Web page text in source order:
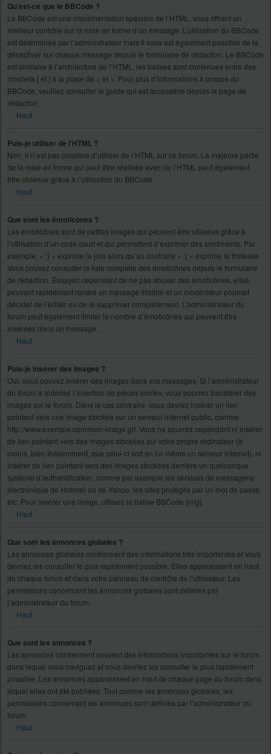
Qu’est-ce que le BBCode ?
Le BBCode est une implémentation spéciale de l’HTML, vous offrant un
meilleur contrôle sur la mise en forme d’un message. L’utilisation du BBCode
est déterminée par l’administrateur mais il vous est également possible de la
désactiver sur chaque message depuis le formulaire de rédaction. Le BBCode
est similaire à l’architecture de l’HTML, les balises sont contenues entre des
crochets [ et ] à la place de < et >. Pour plus d’informations à propos du
BBCode, veuillez consulter le guide qui est accessible depuis la page de
rédaction.
Haut
Puis-je utiliser de l’HTML ?
Non, il n’est pas possible d’utiliser de l’HTML sur ce forum. La majeure partie
de la mise en forme qui peut être réalisée avec de l’HTML peut également
être obtenue grâce à l’utilisation du BBCode.
Haut
Que sont les émoticônes ?
Les émoticônes sont de petites images qui peuvent être utilisées grâce à
l’utilisation d’un code court et qui permettent d’exprimer des sentiments. Par
exemple, « :) » exprime la joie alors qu’au contraire « :( » exprime la tristesse.
Vous pouvez consulter la liste complète des émoticônes depuis le formulaire
de rédaction. Essayez cependant de ne pas abuser des émoticônes, elles
peuvent rapidement rendre un message illisible et un modérateur pourrait
décider de l’éditer ou de le supprimer complètement. L’administrateur du
forum peut également limiter le nombre d’émoticônes qui peuvent être
insérées dans un message.
Haut
Puis-je insérer des images ?
Oui, vous pouvez insérer des images dans vos messages. Si l’administrateur
du forum a autorisé l’insertion de pièces jointes, vous pourrez transférer des
images sur le forum. Dans le cas contraire, vous devrez insérer un lien
pointant vers une image stockée sur un serveur internet public, comme
http://www.exemple.com/mon-image.gif. Vous ne pourrez cependant ni insérer
de lien pointant vers des images stockées sur votre propre ordinateur (à
moins, bien évidemment, que celui-ci soit en lui-même un serveur internet), ni
insérer de lien pointant vers des images stockées derrière un quelconque
système d’authentification, comme par exemple les services de messagerie
électronique de Hotmail ou de Yahoo, les sites protégés par un mot de passe,
etc. Pour insérer une image, utilisez la balise BBCode [img].
Haut
Que sont les annonces globales ?
Les annonces globales contiennent des informations très importantes et vous
devriez les consulter le plus rapidement possible. Elles apparaissent en haut
de chaque forum et dans votre panneau de contrôle de l’utilisateur. Les
permissions concernant les annonces globales sont définies par
l’administrateur du forum.
Haut
Que sont les annonces ?
Les annonces contiennent souvent des informations importantes sur le forum
dans lequel vous naviguez et vous devriez les consulter le plus rapidement
possible. Les annonces apparaissent en haut de chaque page du forum dans
lequel elles ont été publiées. Tout comme les annonces globales, les
permissions concernant les annonces sont définies par l’administrateur du
forum.
Haut